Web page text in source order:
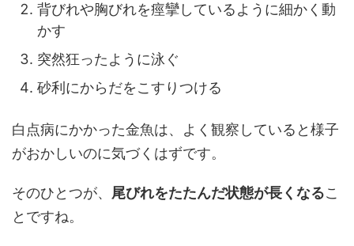
背びれや胸びれを痙攣しているように細かく動
かす
突然狂ったように泳ぐ
砂利にからだをこすりつける
白点病にかかった金魚は、よく観察していると様子
がおかしいのに気づくはずです。
そのひとつが、 尾びれをたたんだ状態が長くなるこ
とですね。